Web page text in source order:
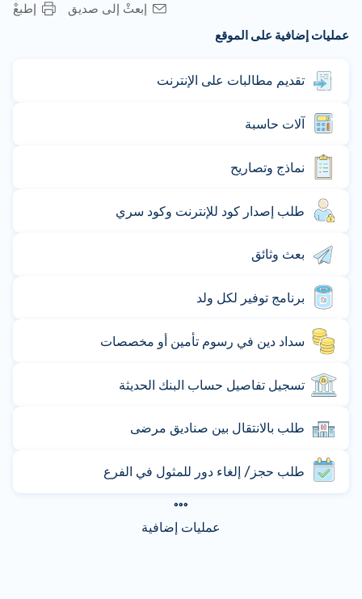
إطبعْ
إبعثْ إلى صديق
عمليات إضافية على الموقع
تقديم مطالبات على الإنترنت
آلات حاسبة
نماذج وتصاريح
طلب إصدار كود للإنترنت وكود سري
بعث وثائق
برنامج توفير لكل ولد
سداد دين في رسوم تأمين أو مخصصات
تسجيل تفاصيل حساب البنك الحديثة
طلب بالانتقال بين صناديق مرضى
طلب حجز/ إلغاء دور للمثول في الفرع
عمليات إضافية